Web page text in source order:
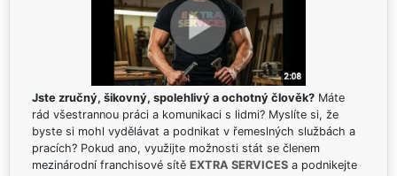
Jste zručný, šikovný, spolehlivý a ochotný člověk? Máte
rád všestrannou práci a komunikaci s lidmi? Myslíte si, že
byste si mohl vydělávat a podnikat v řemeslných službách a
pracích? Pokud ano, využijte možnosti stát se členem
mezinárodní franchisové sítě EXTRA SERVICES a podnikejte